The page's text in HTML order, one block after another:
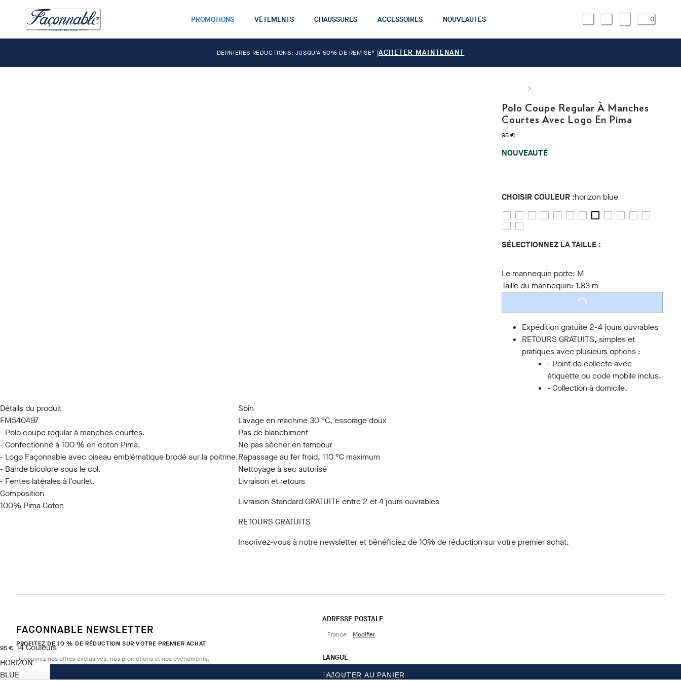
PROMOTIONS VÊTEMENTS CHAUSSURES ACCESSOIRES NOUVEAUTÉS 0
DERNIÈRES RÉDUCTIONS: JUSQU'À 50% DE REMISE* |ACHETER MAINTENANT
Polo Coupe Regular À Manches
Courtes Avec Logo En Pima
95 €
current price 95 €
NOUVEAUTÉ
CHOISIR COULEUR :horizon blue
SÉLECTIONNEZ LA TAILLE :
Le mannequin porte: M
Taille du mannequin:1.83 m
LOADING...
Expédition gratuite 2-4 jours ouvrables
RETOURS GRATUITS, simples et
pratiques avec plusieurs options :
- Point de collecte avec
étiquette ou code mobile inclus.
- Collection à domicile.
Détails du produit
FM540497
- Polo coupe regular à manches courtes.
- Confectionné à 100 % en coton Pima.
- Logo Façonnable avec oiseau emblématique brodé sur la poitrine.
- Bande bicolore sous le col.
- Fentes latérales à l'ourlet.
Composition
100% Pima Coton
Soin
Lavage en machine 30 °C, essorage doux
Pas de blanchiment
Ne pas sécher en tambour
Repassage au fer froid, 110 °C maximum
Nettoyage à sec autorisé
Livraison et retours
Livraison Standard GRATUITE entre 2 et 4 jours ouvrables
RETOURS GRATUITS
Inscrivez-vous à notre newsletteret bénéficiez de 10% de réduction sur votre premier achat.
95 €
current price 95 €
14Couleurs
HORIZON
BLUE
AJOUTER AU PANIER
FACONNABLE NEWSLETTER
PROFITEZ DE 10 % DE RÉDUCTION SUR VOTRE PREMIER ACHAT
Découvrez nos offres exclusives, nos promotions et nos évènements.
ADRESSE POSTALE
France Modifier
LANGUE
Français